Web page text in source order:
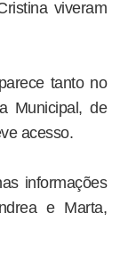
viveram
tanto no
Municipal, de
acesso.
informações
e Marta,